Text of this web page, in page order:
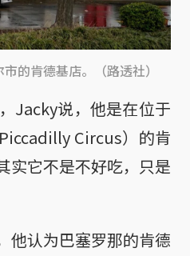
的肯德基店。（路透社）
Jacky说，他是在位于
Circus）的肯
实它不是不好吃，只是
他认为巴塞罗那的肯德